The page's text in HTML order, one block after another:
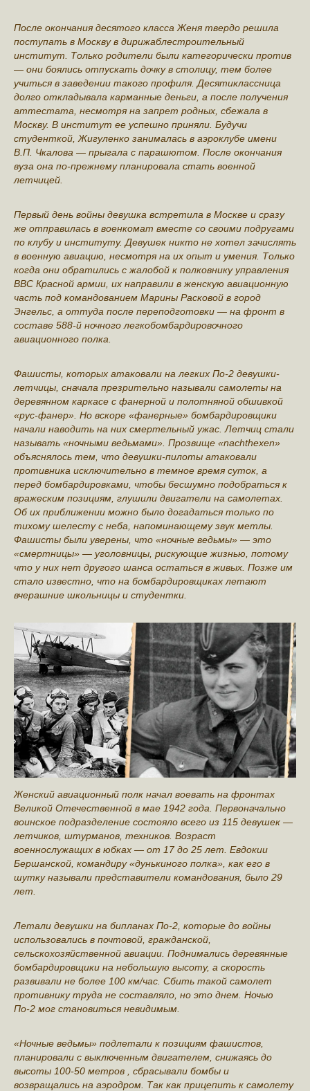
После окончания десятого класса Женя твердо решила
поступать в Москву в дирижаблестроительный
институт. Только родители были категорически против
— они боялись отпускать дочку в столицу, тем более
учиться в заведении такого профиля. Десятиклассница
долго откладывала карманные деньги, а после получения
аттестата, несмотря на запрет родных, сбежала в
Москву. В институт ее успешно приняли. Будучи
студенткой, Жигуленко занималась в аэроклубе имени
В.П. Чкалова — прыгала с парашютом. После окончания
вуза она по-прежнему планировала стать военной
летчицей.
Первый день войны девушка встретила в Москве и сразу
же отправилась в военкомат вместе со своими подругами
по клубу и институту. Девушек никто не хотел зачислять
в военную авиацию, несмотря на их опыт и умения. Только
когда они обратились с жалобой к полковнику управления
ВВС Красной армии, их направили в женскую авиационную
часть под командованием Марины Расковой в город
Энгельс, а оттуда после переподготовки — на фронт в
составе 588-й ночного легкобомбардировочного
авиационного полка.
Фашисты, которых атаковали на легких По-2 девушки-
летчицы, сначала презрительно называли самолеты на
деревянном каркасе с фанерной и полотняной обшивкой
«рус-фанер». Но вскоре «фанерные» бомбардировщики
начали наводить на них смертельный ужас. Летчиц стали
называть «ночными ведьмами». Прозвище «nachthexen»
объяснялось тем, что девушки-пилоты атаковали
противника исключительно в темное время суток, а
перед бомбардировками, чтобы бесшумно подобраться к
вражеским позициям, глушили двигатели на самолетах.
Об их приближении можно было догадаться только по
тихому шелесту с неба, напоминающему звук метлы.
Фашисты были уверены, что «ночные ведьмы» — это
«смертницы» — уголовницы, рискующие жизнью, потому
что у них нет другого шанса остаться в живых. Позже им
стало известно, что на бомбардировщиках летают
вчерашние школьницы и студентки.
Женский авиационный полк начал воевать на фронтах
Великой Отечественной в мае 1942 года. Первоначально
воинское подразделение состояло всего из 115 девушек —
летчиков, штурманов, техников. Возраст
военнослужащих в юбках — от 17 до 25 лет. Евдокии
Бершанской, командиру «дунькиного полка», как его в
шутку называли представители командования, было 29
лет.
Летали девушки на бипланах По-2, которые до войны
использовались в почтовой, гражданской,
сельскохозяйственной авиации. Поднимались деревянные
бомбардировщики на небольшую высоту, а скорость
развивали не более 100 км/час. Сбить такой самолет
противнику труда не составляло, но это днем. Ночью
По-2 мог становиться невидимым.
«Ночные ведьмы» подлетали к позициям фашистов,
планировали с выключенным двигателем, снижаясь до
высоты 100-50 метров , сбрасывали бомбы и
возвращались на аэродром. Так как прицепить к самолету